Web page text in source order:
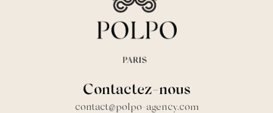
Contactez-nous
contact@polpo-agency.com